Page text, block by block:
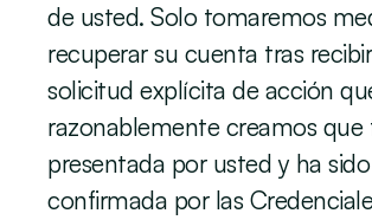
de usted. Solo tomaremos
recuperar su cuenta tras
solicitud explícita de acción
razonablemente creamos que
presentada por usted y ha sido
confirmada por las